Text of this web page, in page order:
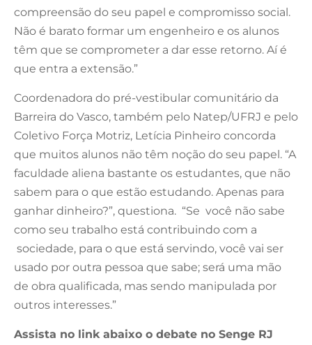
compreensão do seu papel e compromisso social.
Não é barato formar um engenheiro e os alunos
têm que se comprometer a dar esse retorno. Aí é
que entra a extensão.”
Coordenadora do pré-vestibular comunitário da
Barreira do Vasco, também pelo Natep/UFRJ e pelo
Coletivo Força Motriz, Letícia Pinheiro concorda
que muitos alunos não têm noção do seu papel. “A
faculdade aliena bastante os estudantes, que não
sabem para o que estão estudando. Apenas para
ganhar dinheiro?”, questiona. “Se você não sabe
como seu trabalho está contribuindo com a
sociedade, para o que está servindo, você vai ser
usado por outra pessoa que sabe; será uma mão
de obra qualificada, mas sendo manipulada por
outros interesses.”
Assista no link abaixo o debate no Senge RJ